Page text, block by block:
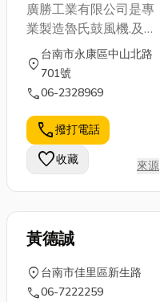
廣勝工業有限公司是專
業製造魯氏鼓風機.及
保養 產品適合: 廢水處
理，水產養殖，電鍍，
粉粒輸送， 穀類輸
業， 半導體工業，化
學工業..等
location_on
台南市永康區中山北路
701號
call06-2328969
call撥打電話
favorite收藏 來源
黃德誠
location_on 台南市佳里區新生路
call06-7222259